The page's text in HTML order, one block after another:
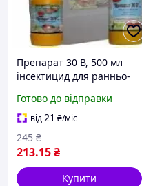
Препарат 30 В, 500 мл
інсектицид для ранньо-
літньої обробки саду від
шкідників
Готово до відправки
від21 ₴/міс
213.15₴
245 ₴
Купити